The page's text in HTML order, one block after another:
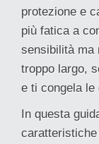
protezione e
più fatica a
sensibilità ma
troppo largo,
e ti congela
In questa